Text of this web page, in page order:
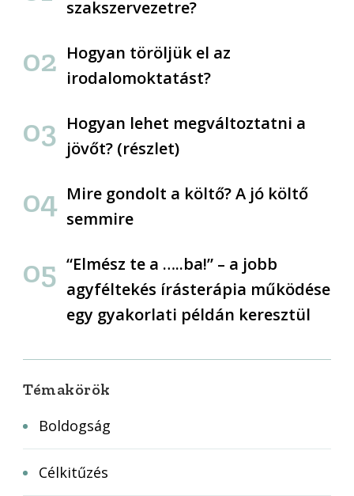
szakszervezetre?
Hogyan töröljük el az
irodalomoktatást?
Hogyan lehet megváltoztatni a
jövőt? (részlet)
Mire gondolt a költő? A jó költő
semmire
“Elmész te a …..ba!” – a jobb
agyféltekés írásterápia működése
egy gyakorlati példán keresztül
Témakörök
Boldogság
Célkitűzés